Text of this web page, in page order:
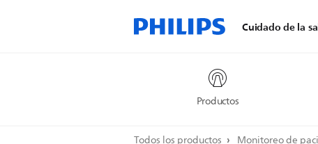
Cuidado de la
Productos
Todos los productos Monitoreo de